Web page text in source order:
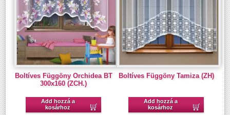
Boltíves Függöny Orchidea BT
300x160 (ZCH.)
Add hozzá a
kosárhoz
Boltíves Függöny Tamiza (ZH)
Add hozzá a
kosárhoz